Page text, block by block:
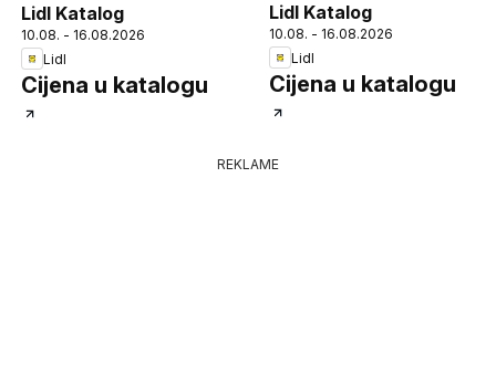
Lidl Katalog
10.08. - 16.08.2026
Lidl
Cijena u katalogu
Lidl Katalog
10.08. - 16.08.2026
Lidl
Cijena u katalogu
REKLAME